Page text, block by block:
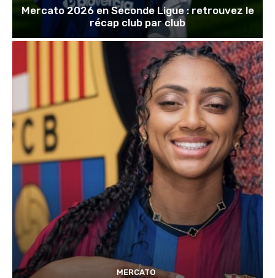
Mercato 2026 en Seconde Ligue : retrouvez le
récap club par club
MERCATO